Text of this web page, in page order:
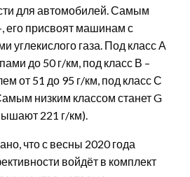
для автомобилей. Самым
его присвоят машинам с
углекислого газа. Под класс А
до 50 г/км, под класс В –
от 51 до 95 г/км, под класс С
низким классом станет G
221 г/км).
что с весны 2020 года
войдёт в комплект